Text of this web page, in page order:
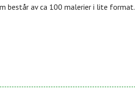
består av ca 100 malerier i lite format.